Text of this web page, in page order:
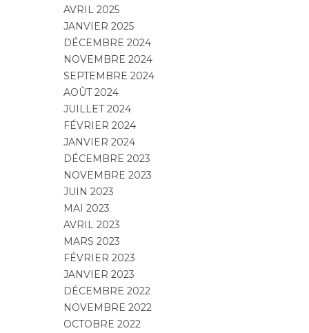
AVRIL 2025
JANVIER 2025
DÉCEMBRE 2024
NOVEMBRE 2024
SEPTEMBRE 2024
AOÛT 2024
JUILLET 2024
FÉVRIER 2024
JANVIER 2024
DÉCEMBRE 2023
NOVEMBRE 2023
JUIN 2023
MAI 2023
AVRIL 2023
MARS 2023
FÉVRIER 2023
JANVIER 2023
DÉCEMBRE 2022
NOVEMBRE 2022
OCTOBRE 2022